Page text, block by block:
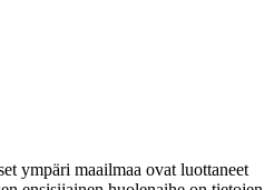
ympäri maailmaa ovat luottaneet